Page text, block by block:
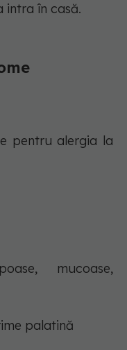
intra în casă.
pentru alergia la
mucoase,
palatină